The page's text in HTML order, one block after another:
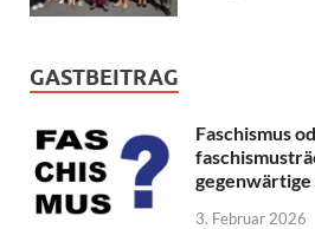
GASTBEITRAG
Faschismus
gegenwärtige
3. Februar 2026